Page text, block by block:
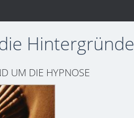
Hintergründe
UM DIE HYPNOSE